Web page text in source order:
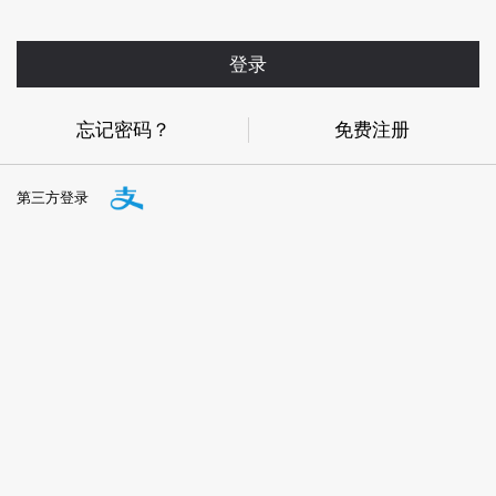
登录
忘记密码？ 免费注册
第三方登录